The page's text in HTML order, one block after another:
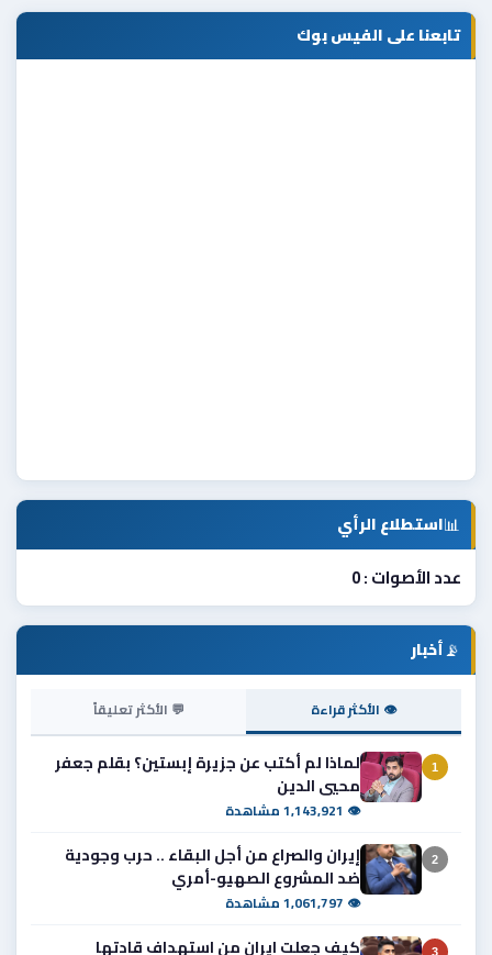
تابعنا على الفيس بوك
📊استطلاع الرأي
عدد الأصوات : 0
📡أخبار
👁 الأكثر قراءة 💬 الأكثر تعليقاً
1
لماذا لم أكتب عن جزيرة إبستين؟ بقلم جعفر
محيي الدين
👁 1,143,921 مشاهدة
2
إيران والصراع من أجل البقاء .. حرب وجودية
ضد المشروع الصهيو-أمري
👁 1,061,797 مشاهدة
3
كيف جعلت ايران من استهداف قادتها